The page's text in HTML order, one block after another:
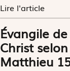
Lire l'article
Évangile de
Christ
Matthieu